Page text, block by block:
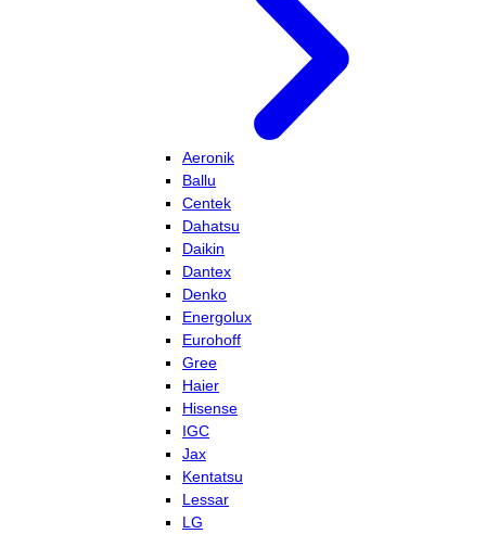
Aeronik
Ballu
Centek
Dahatsu
Daikin
Dantex
Denko
Energolux
Eurohoff
Gree
Haier
Hisense
IGC
Jax
Kentatsu
Lessar
LG